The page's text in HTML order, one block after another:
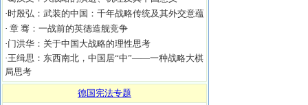
·时殷弘：武装的中国：千年战略传统及其外交意蕴
· 章 骞：一战前的英德造舰竞争
·门洪华：关于中国大战略的理性思考
·王缉思：东西南北，中国居“中”——一种战略大棋
局思考
德国宪法专题